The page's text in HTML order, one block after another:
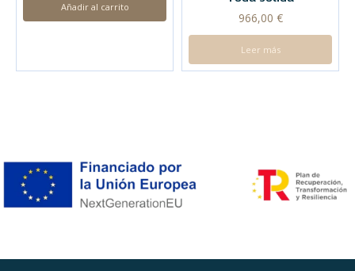
Añadir al carrito
966,00 €
Leer más